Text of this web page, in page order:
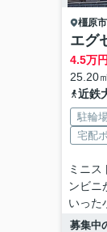
橿原市
エグ
4.5万
25.20
近鉄
駐輪
宅配
ミニス
ンビニ
いった
募集中